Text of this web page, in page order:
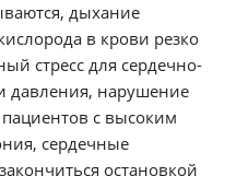
дыхание
в крови резко
стресс для сердечно-
давления, нарушение
с высоким
сердечные
остановкой